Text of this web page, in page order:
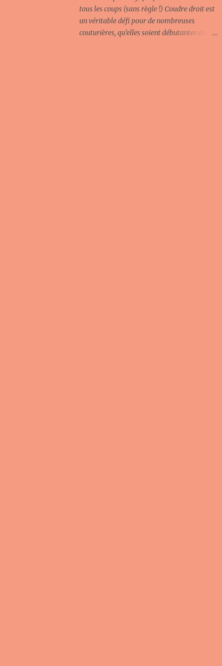
et des suggestions de couleurs à porter avec
votre vêtement jaune pour réussir vos
associations et afficher une tenue
harmonieuse et tendance. 1. Le Jaune et le
tous les coups (sans règle !) Coudre droit est
un véritable défi pour de nombreuses
couturières, qu’elles soient débutantes ou